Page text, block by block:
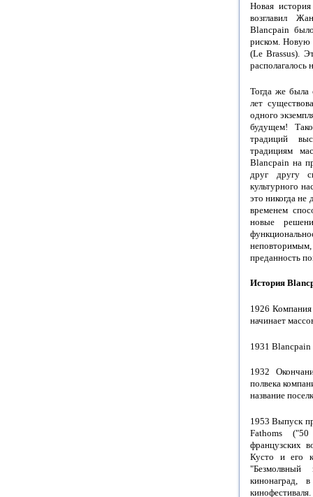
Новая
возглавил
Blancpain
риском. Новую
(Le Brassus).
располагалось
Тогда же была
лет
одного
будущем!
традиций
традициям
Blancpain на
друг другу
культурного
это никогда не
временем
новые
преданность
История
1926
начинает
1931 Blancpain
1932
полвека
название
1953 Выпуск
Fathoms
французских
Кусто и его
"Безмолвный
кинонаград,
кинофестиваля.